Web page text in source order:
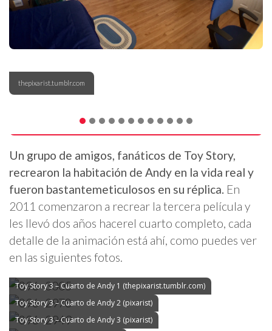
thepixarist.tumblr.com
Un grupo de amigos, fanáticos de Toy Story,
recrearon la habitación de Andy en la vida real y
fueron bastantemeticulosos en su réplica. En
2011 comenzaron a recrear la tercera película y
les llevó dos años hacerel cuarto completo, cada
detalle de la animación está ahí, como puedes ver
en las siguientes fotos.
Toy Story 3 – Cuarto de Andy 1 (thepixarist.tumblr.com)
Toy Story 3 – Cuarto de Andy 2 (pixarist)
Toy Story 3 – Cuarto de Andy 3 (pixarist)